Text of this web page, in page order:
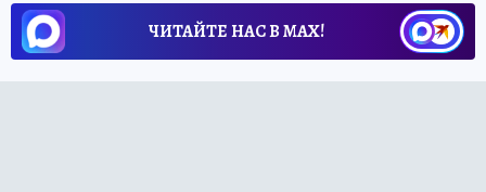
ЧИТАЙТЕ НАС В МАХ!